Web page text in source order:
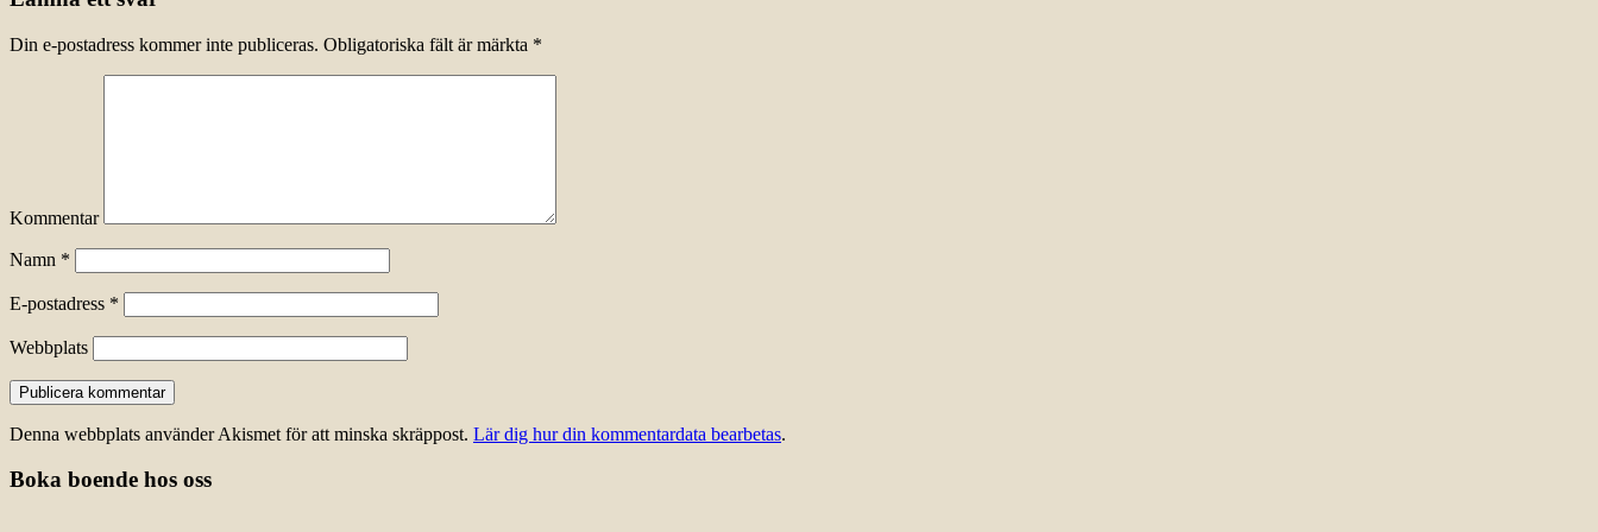
Din e-postadress kommer inte publiceras. Obligatoriska fält är märkta *
Kommentar
Namn *
E-postadress *
Webbplats
Denna webbplats använder Akismet för att minska skräppost. Lär dig hur din kommentardata bearbetas.
Boka boende hos oss